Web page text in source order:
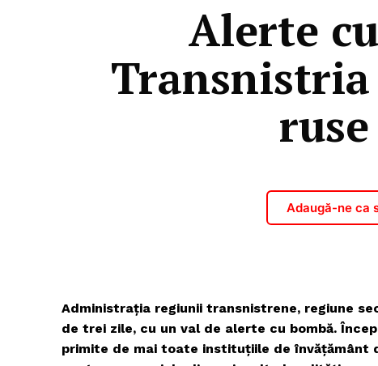
Alerte
Transnistria
Adaugă-ne ca
Administrația regiunii transnistrene, regiune
de trei zile, cu un val de alerte cu bombă.
primite de mai toate instituțiile de învățământ